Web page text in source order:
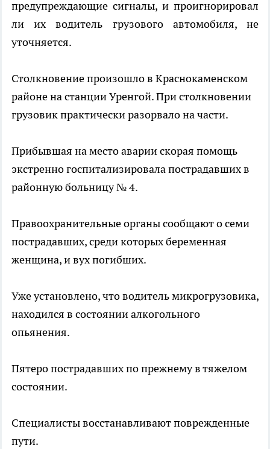
предупреждающие сигналы, и проигнорировал
ли их водитель грузового автомобиля, не
уточняется.
Столкновение произошло в Краснокаменском
районе на станции Уренгой. При столкновении
грузовик практически разорвало на части.
Прибывшая на место аварии скорая помощь
экстренно госпитализировала пострадавших в
районную больницу № 4.
Правоохранительные органы сообщают о семи
пострадавших, среди которых беременная
женщина, и вух погибших.
Уже установлено, что водитель микрогрузовика,
находился в состоянии алкогольного
опьянения.
Пятеро пострадавших по прежнему в тяжелом
состоянии.
Специалисты восстанавливают поврежденные
пути.